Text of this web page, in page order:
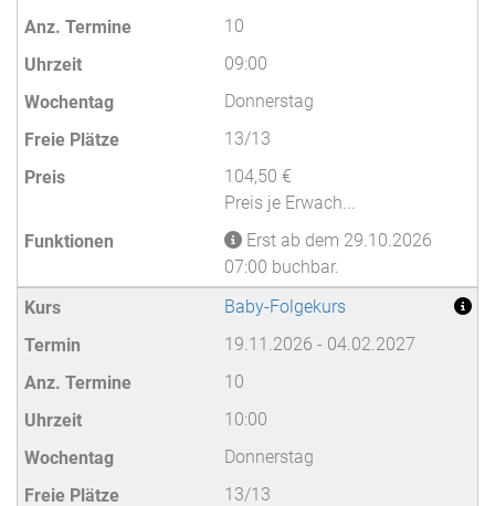
10
09:00
Donnerstag
13/13
104,50 €
Preis je Erwach...
Erst ab dem 29.10.2026
07:00 buchbar.
Baby-Folgekurs
19.11.2026 - 04.02.2027
10
10:00
Donnerstag
13/13